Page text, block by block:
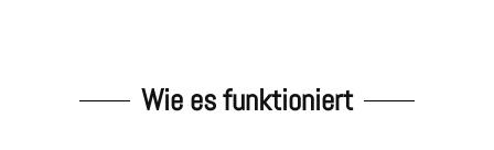
Wie es funktioniert